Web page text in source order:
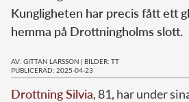
Kungligheten har precis fått ett
hemma på Drottningholms slott.
AV: GITTAN LARSSON | BILDER: TT
PUBLICERAD: 2025-04-23
Drottning Silvia, 81, har under